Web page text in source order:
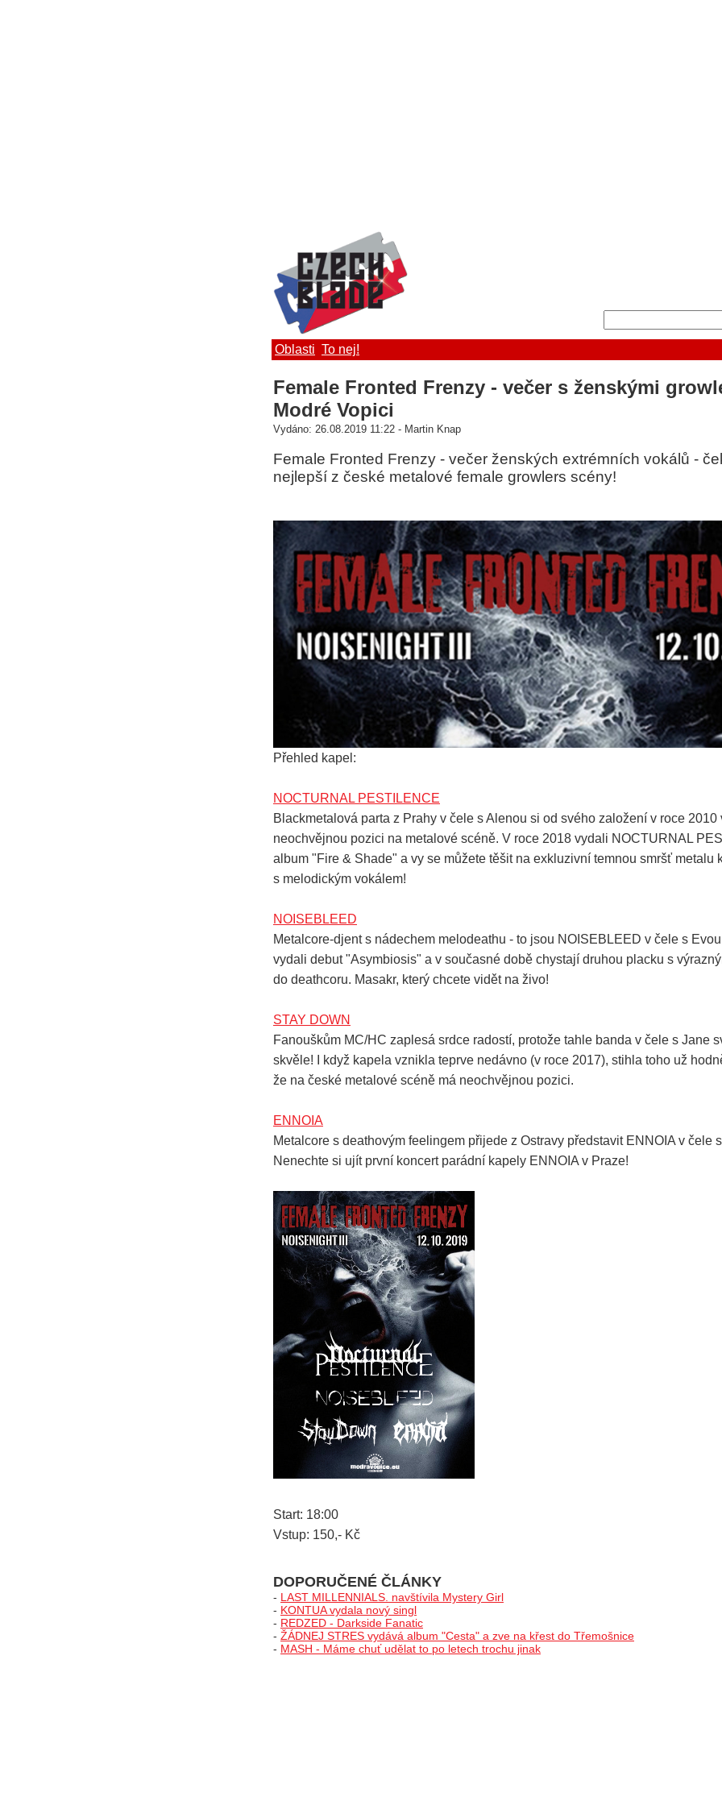
Oblasti To nej!
Female Fronted Frenzy - večer s ženskými
Modré Vopici
Vydáno: 26.08.2019 11:22 - Martin Knap
Female Fronted Frenzy - večer ženských extrémních vokálů -
nejlepší z české metalové female growlers scény!
Přehled kapel:
NOCTURNAL PESTILENCE
Blackmetalová parta z Prahy v čele s Alenou si od svého založení v roce 2010
neochvějnou pozici na metalové scéně. V roce 2018 vydali NOCTURNAL
album "Fire & Shade" a vy se můžete těšit na exkluzivní temnou smršť metalu
s melodickým vokálem!
NOISEBLEED
Metalcore-djent s nádechem melodeathu - to jsou NOISEBLEED v čele s
vydali debut "Asymbiosis" a v současné době chystají druhou placku s
do deathcoru. Masakr, který chcete vidět na živo!
STAY DOWN
Fanouškům MC/HC zaplesá srdce radostí, protože tahle banda v čele s Jane
skvěle! I když kapela vznikla teprve nedávno (v roce 2017), stihla toho už
že na české metalové scéně má neochvějnou pozici.
ENNOIA
Metalcore s deathovým feelingem přijede z Ostravy představit ENNOIA v čele s
Nenechte si ujít první koncert parádní kapely ENNOIA v Praze!
Start: 18:00
Vstup: 150,- Kč
DOPORUČENÉ ČLÁNKY
- LAST MILLENNIALS. navštívila Mystery Girl
- KONTUA vydala nový singl
- REDZED - Darkside Fanatic
- ŽÁDNEJ STRES vydává album "Cesta" a zve na křest do Třemošnice
- MASH - Máme chuť udělat to po letech trochu jinak